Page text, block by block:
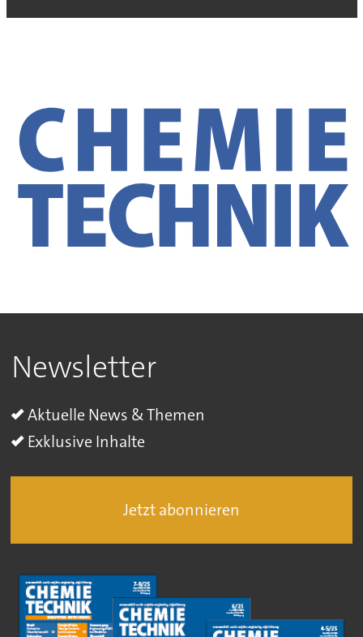
Newsletter
Aktuelle News & Themen
Exklusive Inhalte
Jetzt abonnieren